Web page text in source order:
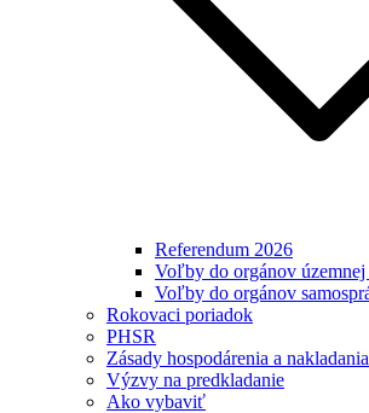
Referendum 2026
Voľby do orgánov územnej
Voľby do orgánov
Rokovaci poriadok
PHSR
Zásady hospodárenia a
Výzvy na predkladanie
Ako vybaviť